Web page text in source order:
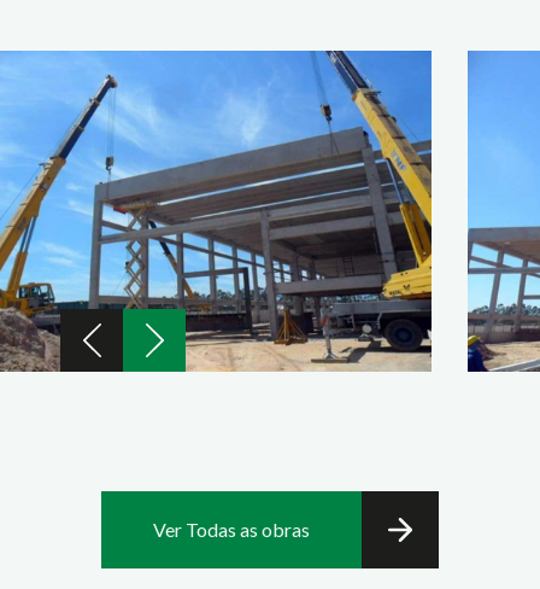
Ver Todas as obras